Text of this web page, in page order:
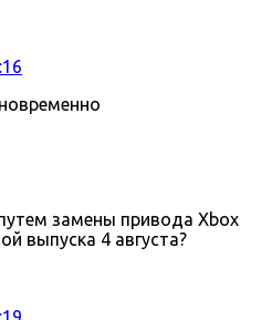
замены привода Xbox
выпуска 4 августа?